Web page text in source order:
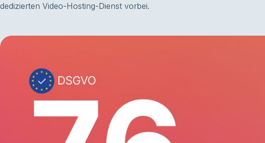
dedizierten Video-Hosting-Dienst vorbei.